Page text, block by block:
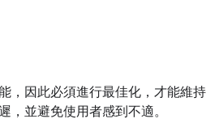
，因此必須進行最佳化，才能維持
，並避免使用者感到不適。